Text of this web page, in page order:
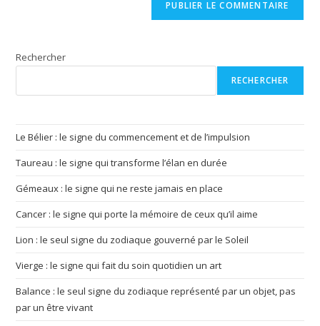
Rechercher
RECHERCHER
Le Bélier : le signe du commencement et de l’impulsion
Taureau : le signe qui transforme l’élan en durée
Gémeaux : le signe qui ne reste jamais en place
Cancer : le signe qui porte la mémoire de ceux qu’il aime
Lion : le seul signe du zodiaque gouverné par le Soleil
Vierge : le signe qui fait du soin quotidien un art
Balance : le seul signe du zodiaque représenté par un objet, pas
par un être vivant